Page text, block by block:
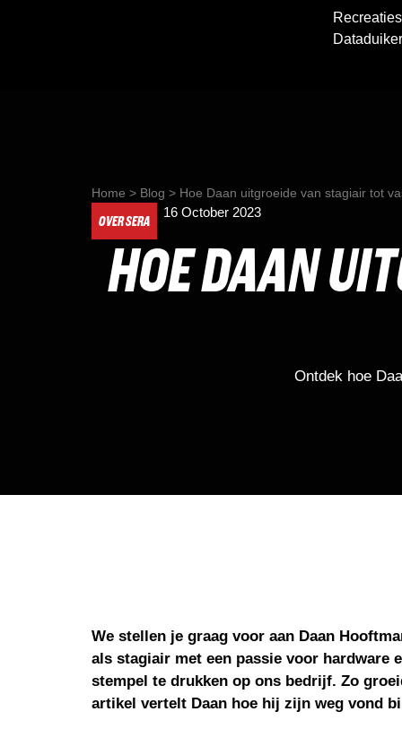
Dataduiker
Home > Blog > Hoe Daan uitgroeide van stagiair tot
OVER SERA
16 October 2023
HOE DAAN
Ontdek hoe
We stellen je graag voor aan Daan
als stagiair met een passie voor hardware
stempel te drukken op ons bedrijf. Zo
artikel vertelt Daan hoe hij zijn weg vond